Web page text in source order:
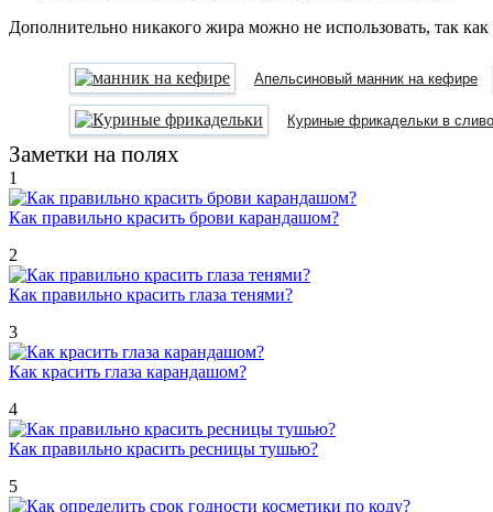
Дополнительно никакого жира можно не использовать, так
Апельсиновый манник на кефире
Куриные фрикадельки в
Заметки на полях
1
Как правильно красить брови карандашом?
2
Как правильно красить глаза тенями?
3
Как красить глаза карандашом?
4
Как правильно красить ресницы тушью?
5